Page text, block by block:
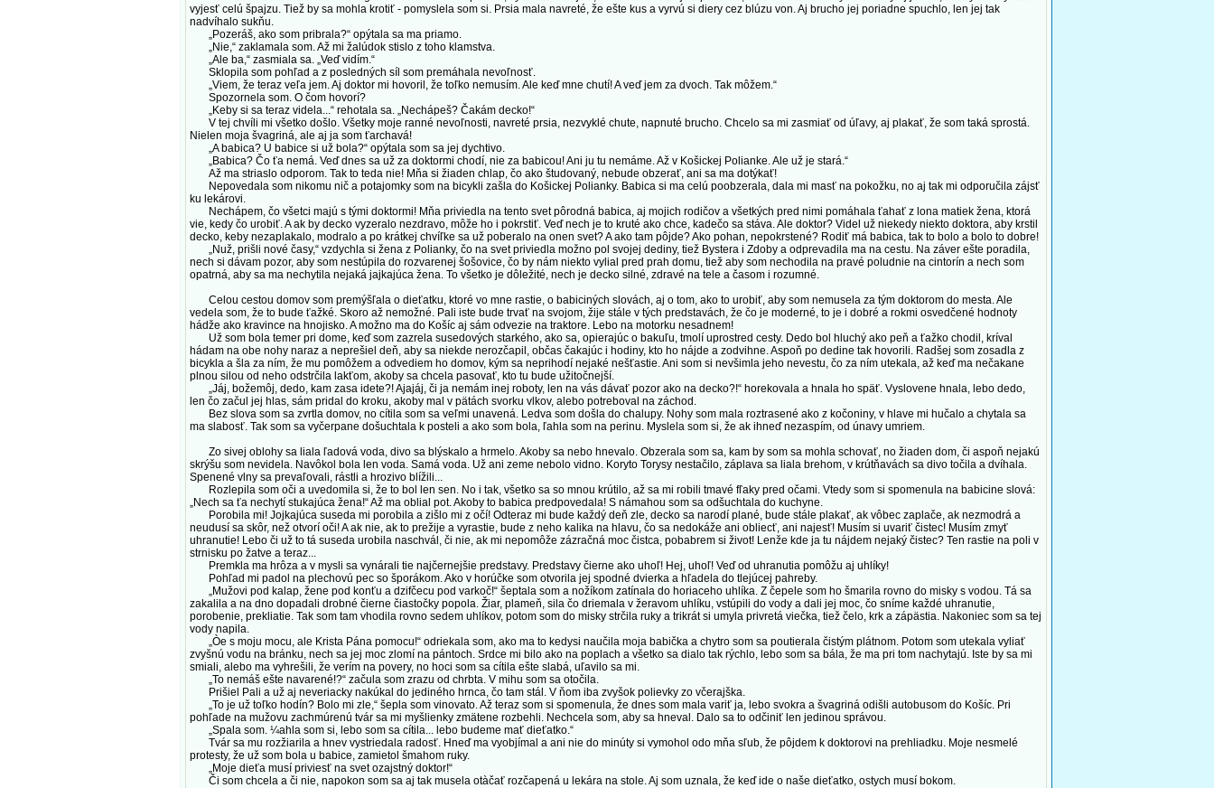
vyjesť celú špajzu. Tiež by sa mohla krotiť - pomyslela som si. Prsia mala navreté, že ešte kus a vyrvú si diery cez blúzu von. Aj brucho jej poriadne spuchlo, len jej tak
nadvíhalo sukňu.
„Pozeráš, ako som pribrala?“ opýtala sa ma priamo.
„Nie,“ zaklamala som. Až mi žalúdok stislo z toho klamstva.
„Ale ba,“ zasmiala sa. „Veď vidím.“
Sklopila som pohľad a z posledných síl som premáhala nevoľnosť.
„Viem, že teraz veľa jem. Aj doktor mi hovoril, že toľko nemusím. Ale keď mne chutí! A veď jem za dvoch. Tak môžem.“
Spozornela som. O čom hovorí?
„Keby si sa teraz videla...“ rehotala sa. „Nechápeš? Čakám decko!“
V tej chvíli mi všetko došlo. Všetky moje ranné nevoľnosti, navreté prsia, nezvyklé chute, napnuté brucho. Chcelo sa mi zasmiať od úľavy, aj plakať, že som taká sprostá.
Nielen moja švagriná, ale aj ja som ťarchavá!
„A babica? U babice si už bola?“ opýtala som sa jej dychtivo.
„Babica? Čo ťa nemá. Veď dnes sa už za doktormi chodí, nie za babicou! Ani ju tu nemáme. Až v Košickej Polianke. Ale už je stará.“
Až ma striaslo odporom. Tak to teda nie! Mňa si žiaden chlap, čo ako študovaný, nebude obzerať, ani sa ma dotýkať!
Nepovedala som nikomu nič a potajomky som na bicykli zašla do Košickej Polianky. Babica si ma celú poobzerala, dala mi masť na pokožku, no aj tak mi odporučila zájsť
ku lekárovi.
Nechápem, čo všetci majú s tými doktormi! Mňa priviedla na tento svet pôrodná babica, aj mojich rodičov a všetkých pred nimi pomáhala ťahať z lona matiek žena, ktorá
vie, kedy čo urobiť. A ak by decko vyzeralo nezdravo, môže ho i pokrstiť. Veď nech je to kruté ako chce, kadečo sa stáva. Ale doktor? Videl už niekedy niekto doktora, aby krstil
decko, keby nezaplakalo, modralo a po krátkej chvíľke sa už poberalo na onen svet? A ako tam pôjde? Ako pohan, nepokrstené? Rodiť má babica, tak to bolo a bolo to dobre!
„Nuž, prišli nové časy,“ vzdychla si žena z Polianky, čo na svet priviedla možno pol svojej dediny, tiež Bystera i Zdoby a odprevadila ma na cestu. Na záver ešte poradila,
nech si dávam pozor, aby som nestúpila do rozvarenej šošovice, čo by nám niekto vylial pred prah domu, tiež aby som nechodila na pravé poludnie na cintorín a nech som
opatrná, aby sa ma nechytila nejaká jajkajúca žena. To všetko je dôležité, nech je decko silné, zdravé na tele a časom i rozumné.
Celou cestou domov som premýšľala o dieťatku, ktoré vo mne rastie, o babiciných slovách, aj o tom, ako to urobiť, aby som nemusela za tým doktorom do mesta. Ale
vedela som, že to bude ťažké. Skoro až nemožné. Pali iste bude trvať na svojom, žije stále v tých predstavách, že čo je moderné, to je i dobré a rokmi osvedčené hodnoty
hádže ako kravince na hnojisko. A možno ma do Košíc aj sám odvezie na traktore. Lebo na motorku nesadnem!
Už som bola temer pri dome, keď som zazrela susedových starkého, ako sa, opierajúc o bakuľu, tmolí uprostred cesty. Dedo bol hluchý ako peň a ťažko chodil, kríval
hádam na obe nohy naraz a neprešiel deň, aby sa niekde nerozčapil, občas čakajúc i hodiny, kto ho nájde a zodvihne. Aspoň po dedine tak hovorili. Radšej som zosadla z
bicykla a šla za ním, že mu pomôžem a odvediem ho domov, kým sa neprihodí nejaké nešťastie. Ani som si nevšimla jeho nevestu, čo za ním utekala, až keď ma nečakane
plnou silou od neho odstrčila lakťom, akoby sa chcela pasovať, kto tu bude užitočnejší.
„Jáj, božemôj, dedo, kam zasa idete?! Ajajáj, či ja nemám inej roboty, len na vás dávať pozor ako na decko?!“ horekovala a hnala ho späť. Vyslovene hnala, lebo dedo,
len čo začul jej hlas, sám pridal do kroku, akoby mal v pätách svorku vlkov, alebo potreboval na záchod.
Bez slova som sa zvrtla domov, no cítila som sa veľmi unavená. Ledva som došla do chalupy. Nohy som mala roztrasené ako z kočoniny, v hlave mi hučalo a chytala sa
ma slabosť. Tak som sa vyčerpane došuchtala k posteli a ako som bola, ľahla som na perinu. Myslela som si, že ak ihneď nezaspím, od únavy umriem.
Zo sivej oblohy sa liala ľadová voda, divo sa blýskalo a hrmelo. Akoby sa nebo hnevalo. Obzerala som sa, kam by som sa mohla schovať, no žiaden dom, či aspoň nejakú
skrýšu som nevidela. Navôkol bola len voda. Samá voda. Už ani zeme nebolo vidno. Koryto Torysy nestačilo, záplava sa liala brehom, v krútňavách sa divo točila a dvíhala.
Spenené vlny sa prevaľovali, rástli a hrozivo blížili...
Rozlepila som oči a uvedomila si, že to bol len sen. No i tak, všetko sa so mnou krútilo, až sa mi robili tmavé fľaky pred očami. Vtedy som si spomenula na babicine slová:
„Nech sa ťa nechytí stukajúca žena!“ Až ma oblial pot. Akoby to babica predpovedala! S námahou som sa odšuchtala do kuchyne.
Porobila mi! Jojkajúca suseda mi porobila a zišlo mi z očí! Odteraz mi bude každý deň zle, decko sa narodí plané, bude stále plakať, ak vôbec zaplače, ak nezmodrá a
neudusí sa skôr, než otvorí oči! A ak nie, ak to prežije a vyrastie, bude z neho kalika na hlavu, čo sa nedokáže ani obliecť, ani najesť! Musím si uvariť čistec! Musím zmyť
uhranutie! Lebo či už to tá suseda urobila naschvál, či nie, ak mi nepomôže zázračná moc čistca, pobabrem si život! Lenže kde ja tu nájdem nejaký čistec? Ten rastie na poli v
strnisku po žatve a teraz...
Premkla ma hrôza a v mysli sa vynárali tie najčernejšie predstavy. Predstavy čierne ako uhoľ! Hej, uhoľ! Veď od uhranutia pomôžu aj uhlíky!
Pohľad mi padol na plechovú pec so šporákom. Ako v horúčke som otvorila jej spodné dvierka a hľadela do tlejúcej pahreby.
„Mužovi pod kalap, žene pod konťu a dzifčecu pod varkoč!“ šeptala som a nožíkom zatínala do horiaceho uhlíka. Z čepele som ho šmarila rovno do misky s vodou. Tá sa
zakalila a na dno dopadali drobné čierne čiastočky popola. Žiar, plameň, sila čo driemala v žeravom uhlíku, vstúpili do vody a dali jej moc, čo sníme každé uhranutie,
porobenie, prekliatie. Tak som tam vhodila rovno sedem uhlíkov, potom som do misky strčila ruky a trikrát si umyla privretá viečka, tiež čelo, krk a zápästia. Nakoniec som sa tej
vody napila.
„Òe s moju mocu, ale Krista Pána pomocu!“ odriekala som, ako ma to kedysi naučila moja babička a chytro som sa poutierala čistým plátnom. Potom som utekala vyliať
zvyšnú vodu na bránku, nech sa jej moc zlomí na pántoch. Srdce mi bilo ako na poplach a všetko sa dialo tak rýchlo, lebo som sa bála, že ma pri tom nachytajú. Iste by sa mi
smiali, alebo ma vyhrešili, že verím na povery, no hoci som sa cítila ešte slabá, uľavilo sa mi.
„To nemáš ešte navarené!?“ začula som zrazu od chrbta. V mihu som sa otočila.
Prišiel Pali a už aj neveriacky nakúkal do jediného hrnca, čo tam stál. V ňom iba zvyšok polievky zo včerajška.
„To je už toľko hodín? Bolo mi zle,“ šepla som vinovato. Až teraz som si spomenula, že dnes som mala variť ja, lebo svokra a švagriná odišli autobusom do Košíc. Pri
pohľade na mužovu zachmúrenú tvár sa mi myšlienky zmätene rozbehli. Nechcela som, aby sa hneval. Dalo sa to odčiniť len jedinou správou.
„Spala som. ¼ahla som si, lebo som sa cítila... lebo budeme mať dieťatko.“
Tvár sa mu rozžiarila a hnev vystriedala radosť. Hneď ma vyobjímal a ani nie do minúty si vymohol odo mňa sľub, že pôjdem k doktorovi na prehliadku. Moje nesmelé
protesty, že už som bola u babice, zamietol šmahom ruky.
„Moje dieťa musí priviesť na svet ozajstný doktor!“
Či som chcela a či nie, napokon som sa aj tak musela otàčať rozčapená u lekára na stole. Aj som uznala, že keď ide o naše dieťatko, ostych musí bokom.